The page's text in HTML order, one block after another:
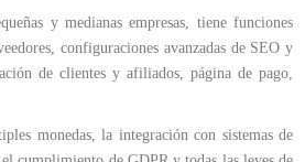
y medianas empresas, tiene funciones
configuraciones avanzadas de SEO y
de clientes y afiliados, página de pago,
monedas, la integración con sistemas de